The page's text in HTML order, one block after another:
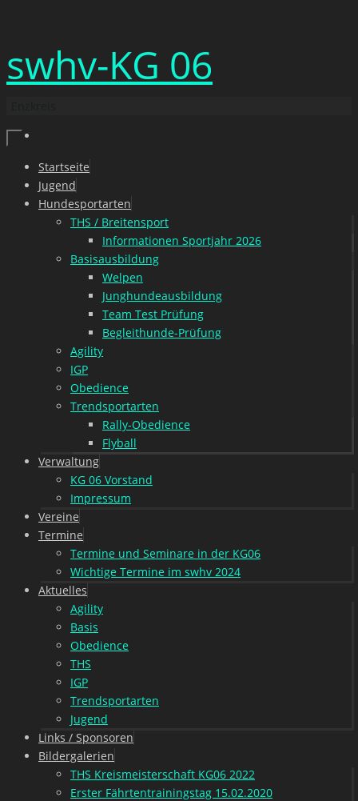
Inhalt
springen
swhv-KG 06
Zum
Inhalt
springen
Startseite
Jugend
Hundesportarten
THS / Breitensport
Informationen Sportjahr 2026
Basisausbildung
Welpen
Junghundeausbildung
Team Test Prüfung
Begleithunde-Prüfung
Agility
IGP
Obedience
Trendsportarten
Rally-Obedience
Flyball
Verwaltung
KG 06 Vorstand
Impressum
Vereine
Termine
Termine und Seminare in der KG06
Wichtige Termine im swhv 2024
Aktuelles
Agility
Basis
Obedience
THS
IGP
Trendsportarten
Jugend
Links / Sponsoren
Bildergalerien
THS Kreismeisterschaft KG06 2022
Erster Fährtentrainingstag 15.02.2020